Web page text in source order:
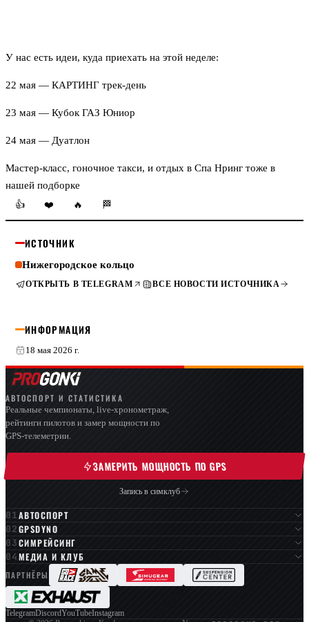
У нас есть идеи, куда приехать на этой неделе:
22 мая — КАРТИНГ трек-день
23 мая — Кубок ГАЗ Юниор
24 мая — Дуатлон
Мастер-класс, гоночное такси, и отдых в Спа Нринг тоже в
нашей подборке
👍
❤️ 🔥 🏁
ИСТОЧНИК
Нижегородское кольцо
ОТКРЫТЬ В TELEGRAM ВСЕ НОВОСТИ ИСТОЧНИКА
ИНФОРМАЦИЯ
18 мая 2026 г.
АВТОСПОРТ И СТАТИСТИКА
Реальные чемпионаты, live-хронометраж,
рейтинги пилотов и замер мощности по
GPS-телеметрии.
ЗАМЕРИТЬ МОЩНОСТЬ ПО GPS
Запись в симклуб
АВТОСПОРТ
GPSDYNO
СИМРЕЙСИНГ
МЕДИА И КЛУБ
ПАРТНЁРЫ
TelegramDiscordYouTubeInstagram